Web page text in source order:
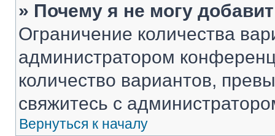
» Почему я не могу
Ограничение количества
администратором
количество вариантов,
свяжитесь с
Вернуться к началу